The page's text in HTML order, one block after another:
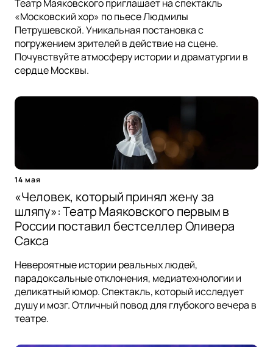
Театр Маяковского приглашает на спектакль
«Московский хор» по пьесе Людмилы
Петрушевской. Уникальная постановка с
погружением зрителей в действие на сцене.
Почувствуйте атмосферу истории и драматургии в
сердце Москвы.
14 мая
«Человек, который принял жену за
шляпу»: Театр Маяковского первым в
России поставил бестселлер Оливера
Сакса
Невероятные истории реальных людей,
парадоксальные отклонения, медиатехнологии и
деликатный юмор. Спектакль, который исследует
душу и мозг. Отличный повод для глубокого вечера в
театре.